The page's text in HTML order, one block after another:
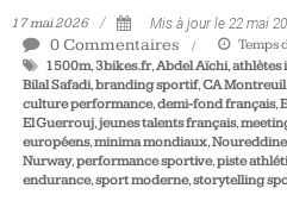
17 mai 2026 Mis à jour le 22 mai
0 Commentaires Temps
1500m,3bikes.fr,Abdel Aïchi,athlètes
Bilal Safadi,branding sportif,CA Montreuil
culture performance,demi-fond français,
El Guerrouj,jeunes talents français,
européens,minima mondiaux,
Nurway,performance sportive,piste
endurance,sport moderne,storytelling